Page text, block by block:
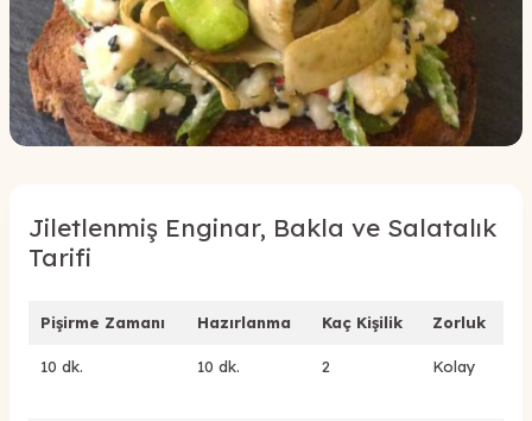
Jiletlenmiş Enginar, Bakla ve Salatalık
Tarifi
Pişirme Zamanı Hazırlanma Kaç Kişilik Zorluk
10 dk. 10 dk. 2 Kolay